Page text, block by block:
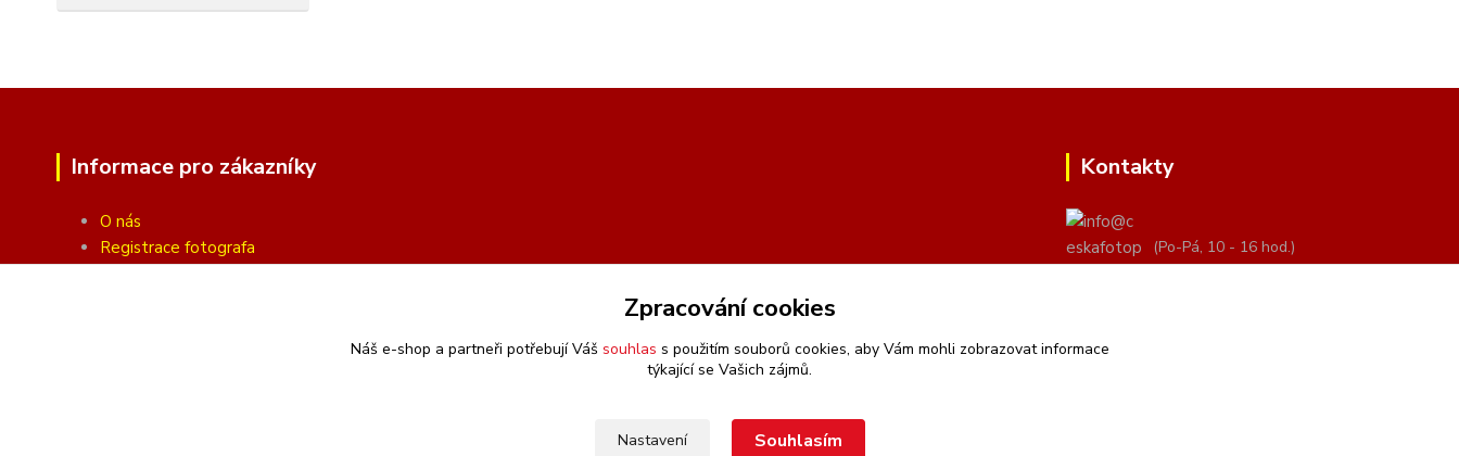
Informace pro zákazníky
O nás
Registrace fotografa
Kontakty
(Po-Pá, 10 - 16 hod.)
Zpracování cookies
Náš e-shop a partneři potřebují Váš souhlas s použitím souborů cookies, aby Vám mohli zobrazovat informace
týkající se Vašich zájmů.
Nastavení Souhlasím